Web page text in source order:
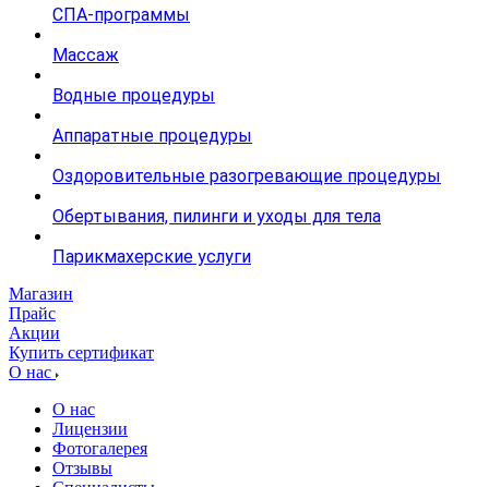
СПА-программы
Массаж
Водные процедуры
Аппаратные процедуры
Оздоровительные разогревающие процедуры
Обертывания, пилинги и уходы для тела
Парикмахерские услуги
Магазин
Прайс
Акции
Купить сертификат
О нас
О нас
Лицензии
Фотогалерея
Отзывы